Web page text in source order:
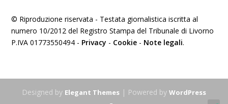
© Riproduzione riservata - Testata giornalistica iscritta al
numero 10/2012 del Registro Stampa del Tribunale di Livorno
P.IVA 01773550494 - Privacy - Cookie - Note legali.
Designed by Elegant Themes | Powered by WordPress